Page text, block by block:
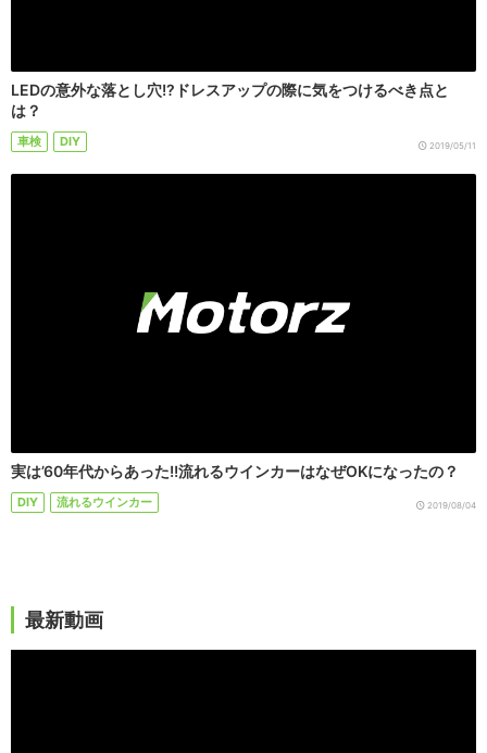
LEDの意外な落とし穴!?ドレスアップの際に気をつけるべき点と
は？
車検 DIY 2019/05/11
実は’60年代からあった!!流れるウインカーはなぜOKになったの？
DIY 流れるウインカー 2019/08/04
最新動画